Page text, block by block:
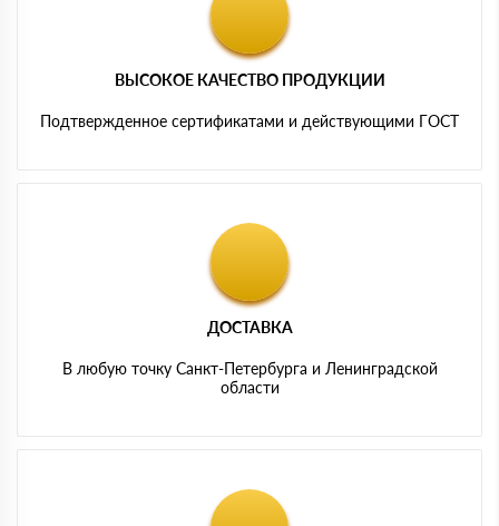
ВЫСОКОЕ КАЧЕСТВО ПРОДУКЦИИ
Подтвержденное сертификатами и действующими ГОСТ
ДОСТАВКА
В любую точку Санкт-Петербурга и Ленинградской
области